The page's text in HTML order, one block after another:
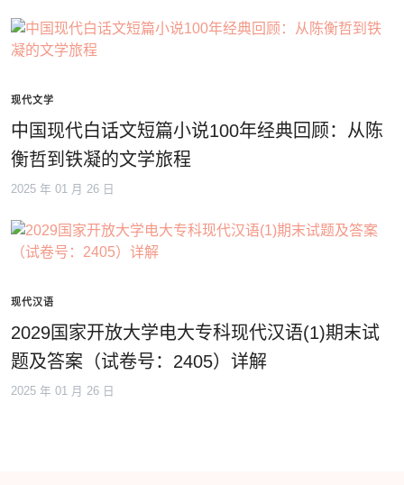
现代文学
中国现代白话文短篇小说100年经典回顾：从陈
衡哲到铁凝的文学旅程
2025 年 01 月 26 日
现代汉语
2029国家开放大学电大专科现代汉语(1)期末试
题及答案（试卷号：2405）详解
2025 年 01 月 26 日